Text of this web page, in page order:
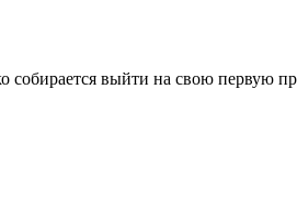
собирается выйти на свою первую